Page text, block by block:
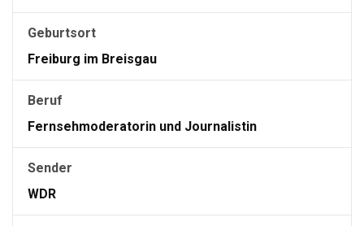
Geburtsort
Freiburg im Breisgau
Beruf
Fernsehmoderatorin und Journalistin
Sender
WDR